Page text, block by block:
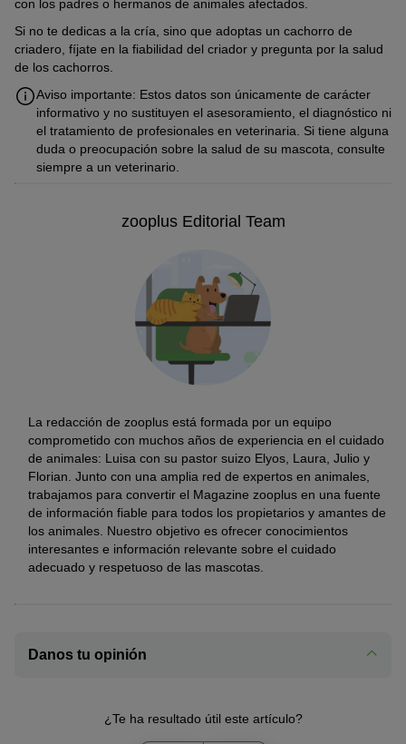
con los padres o hermanos de animales afectados.
Si no te dedicas a la cría, sino que adoptas un cachorro de
criadero, fíjate en la fiabilidad del criador y pregunta por la salud
de los cachorros.
Aviso importante: Estos datos son únicamente de carácter
informativo y no sustituyen el asesoramiento, el diagnóstico ni
el tratamiento de profesionales en veterinaria. Si tiene alguna
duda o preocupación sobre la salud de su mascota, consulte
siempre a un veterinario.
zooplus Editorial Team
La redacción de zooplus está formada por un equipo
comprometido con muchos años de experiencia en el cuidado
de animales: Luisa con su pastor suizo Elyos, Laura, Julio y
Florian. Junto con una amplia red de expertos en animales,
trabajamos para convertir el Magazine zooplus en una fuente
de información fiable para todos los propietarios y amantes de
los animales. Nuestro objetivo es ofrecer conocimientos
interesantes e información relevante sobre el cuidado
adecuado y respetuoso de las mascotas.
Danos tu opinión
¿Te ha resultado útil este artículo?